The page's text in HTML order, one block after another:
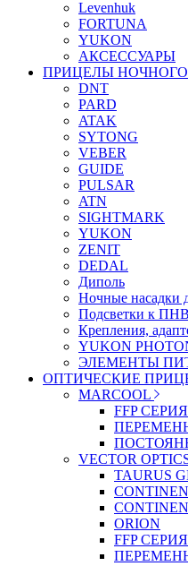
Levenhuk
FORTUNA
YUKON
АКСЕССУАРЫ
ПРИЦЕЛЫ
DNT
PARD
ATAK
SYTONG
VEBER
GUIDE
PULSAR
ATN
SIGHTMARK
YUKON
ZENIT
DEDAL
Диполь
Ночные насадки
Подсветки к ПНВ
Крепления,
YUKON
ЭЛЕМЕНТЫ
ОПТИЧЕСКИЕ
MARCOOL
FFP СЕРИЯ
VECTOR
TAURUS
ORION
FFP СЕРИЯ